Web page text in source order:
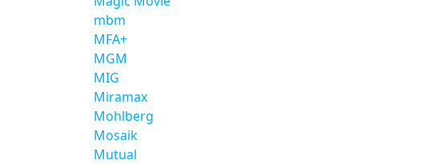
mbm
MFA+
MGM
MIG
Miramax
Mohlberg
Mosaik
Mutual